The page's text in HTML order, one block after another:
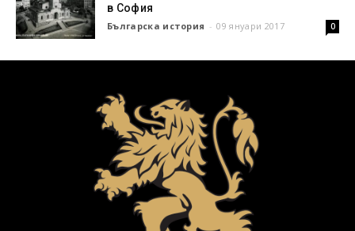
в София
Българска история - 09 януари 2017 0